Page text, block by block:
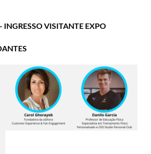
INGRESSO VISITANTE EXPO